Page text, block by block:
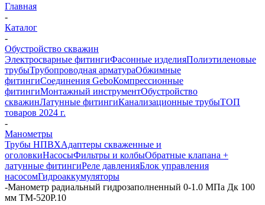
Главная
-
Каталог
-
Обустройство скважин
Электросварные фитингиФасонные изделияПолиэтиленовые
трубыТрубопроводная арматураОбжимные
фитингиСоединения GeboКомпрессионные
фитингиМонтажный инструментОбустройство
скважинЛатунные фитингиКанализационные трубыТОП
товаров 2024 г.
-
Манометры
Трубы НПВХАдаптеры скваженные и
оголовкиНасосыФильтры и колбыОбратные клапана +
латунные фитингиРеле давленияБлок управления
насосомГидроаккумуляторы
-Манометр радиальный гидрозаполненный 0-1.0 МПа Дк 100
мм ТМ-520P.10